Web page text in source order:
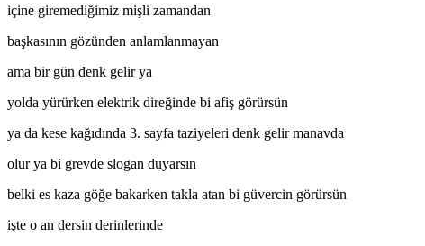
içine giremediğimiz mişli zamandan
başkasının gözünden anlamlanmayan
ama bir gün denk gelir ya
yolda yürürken elektrik direğinde bi afiş görürsün
ya da kese kağıdında 3. sayfa taziyeleri denk gelir manavda
olur ya bi grevde slogan duyarsın
belki es kaza göğe bakarken takla atan bi güvercin görürsün
işte o an dersin derinlerinde